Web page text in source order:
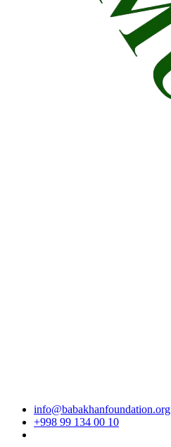
info@babakhanfoundation.org
+998 99 134 00 10